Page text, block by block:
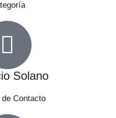
Solano
de Contacto